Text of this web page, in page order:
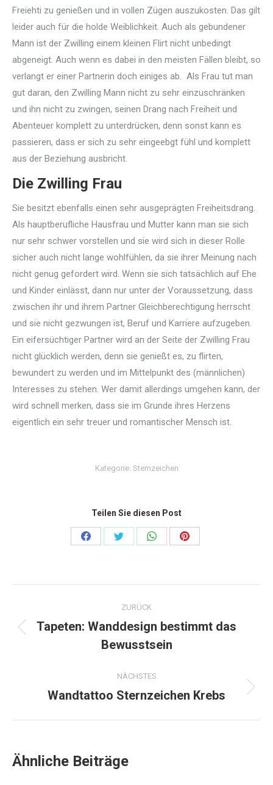
Freiehti zu genießen und in vollen Zügen auszukosten. Das gilt
leider auch für die holde Weiblichkeit. Auch als gebundener
Mann ist der Zwilling einem kleinen Flirt nicht unbedingt
abgeneigt. Auch wenn es dabei in den meisten Fällen bleibt, so
verlangt er einer Partnerin doch einiges ab. Als Frau tut man
gut daran, den Zwilling Mann nicht zu sehr einzuschränken
und ihn nicht zu zwingen, seinen Drang nach Freiheit und
Abenteuer komplett zu unterdrücken, denn sonst kann es
passieren, dass er sich zu sehr eingeebgt fühl und komplett
aus der Beziehung ausbricht.
Die Zwilling Frau
Sie besitzt ebenfalls einen sehr ausgeprägten Freiheitsdrang.
Als hauptberufliche Hausfrau und Mutter kann man sie sich
nur sehr schwer vorstellen und sie wird sich in dieser Rolle
sicher auch nicht lange wohlfühlen, da sie ihrer Meinung nach
nicht genug gefordert wird. Wenn sie sich tatsächlich auf Ehe
und Kinder einlässt, dann nur unter der Voraussetzung, dass
zwischen ihr und ihrem Partner Gleichberechtigung herrscht
und sie nicht gezwungen ist, Beruf und Karriere aufzugeben.
Ein eifersüchtiger Partner wird an der Seite der Zwilling Frau
nicht glücklich werden, denn sie genießt es, zu flirten,
bewundert zu werden und im Mittelpunkt des (männlichen)
Interesses zu stehen. Wer damit allerdings umgehen kann, der
wird schnell merken, dass sie im Grunde ihres Herzens
eigentlich ein sehr treuer und romantischer Mensch ist.
Kategorie: Sternzeichen
Teilen Sie diesen Post
Share
Share
Share
Share
Kommentarnavigation
ZURÜCK
Vorheriger
Beitrag:
Tapeten: Wanddesign bestimmt das
Bewusstsein
NÄCHSTES
Nächster
Wandtattoo Sternzeichen Krebs
Ähnliche Beiträge